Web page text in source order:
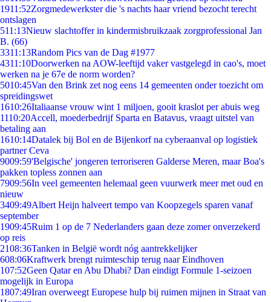
1911:52Zorgmedewerkster die 's nachts haar vriend bezocht terecht
ontslagen
511:13Nieuw slachtoffer in kindermisbruikzaak zorgprofessional Jan
B. (66)
3311:13Random Pics van de Dag #1977
4311:10Doorwerken na AOW-leeftijd vaker vastgelegd in cao's, moet
werken na je 67e de norm worden?
5010:45Van den Brink zet nog eens 14 gemeenten onder toezicht om
spreidingswet
1610:26Italiaanse vrouw wint 1 miljoen, gooit kraslot per abuis weg
1110:20Accell, moederbedrijf Sparta en Batavus, vraagt uitstel van
betaling aan
1610:14Datalek bij Bol en de Bijenkorf na cyberaanval op logistiek
partner Ceva
9009:59'Belgische' jongeren terroriseren Galderse Meren, maar Boa's
pakken topless zonnen aan
7909:56In veel gemeenten helemaal geen vuurwerk meer met oud en
nieuw
3409:49Albert Heijn halveert tempo van Koopzegels sparen vanaf
september
1909:45Ruim 1 op de 7 Nederlanders gaan deze zomer onverzekerd
op reis
2108:36Tanken in België wordt nóg aantrekkelijker
608:06Kraftwerk brengt ruimteschip terug naar Eindhoven
107:52Geen Qatar en Abu Dhabi? Dan eindigt Formule 1-seizoen
mogelijk in Europa
1807:49Iran overweegt Europese hulp bij ruimen mijnen in Straat van